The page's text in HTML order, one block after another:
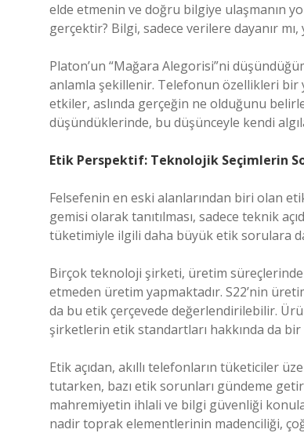
elde etmenin ve doğru bilgiye ulaşmanın
gerçektir? Bilgi, sadece verilere dayanır mı,
Platon’un “Mağara Alegorisi”ni
anlamla şekillenir. Telefonun özellikleri bir
etkiler, aslında gerçeğin ne olduğunu
düşündüklerinde, bu düşünceyle kendi
Etik Perspektif: Teknolojik Seçimlerin
Felsefenin en eski alanlarından biri olan
gemisi olarak tanıtılması, sadece teknik
tüketimiyle ilgili daha büyük etik sorulara
Birçok teknoloji şirketi, üretim
etmeden üretim yapmaktadır. S22’nin
da bu etik çerçevede değerlendirilebilir.
şirketlerin etik standartları hakkında da
Etik açıdan, akıllı telefonların tüketiciler
tutarken, bazı etik sorunları gündeme
mahremiyetin ihlali ve bilgi güvenliği
nadir toprak elementlerinin madenciliği,